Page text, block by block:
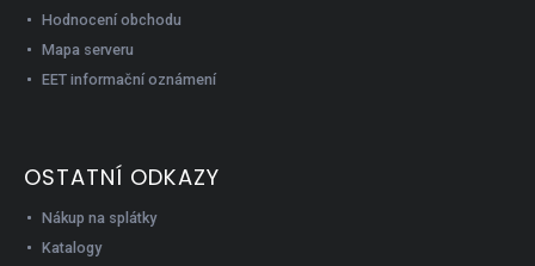
Hodnocení obchodu
Mapa serveru
EET informační oznámení
OSTATNÍ ODKAZY
Nákup na splátky
Katalogy